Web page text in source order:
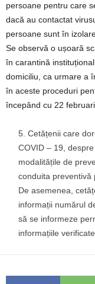
persoane pentru care
dacă au contactat
persoane sunt în
Se observă o ușoară
în carantină
domiciliu, ca urmare a
în aceste proceduri
începând cu 22
Cetățenii care
COVID – 19,
modalitățile de
conduita preventivă
De asemenea,
informații numărul
să se informeze
informațiile